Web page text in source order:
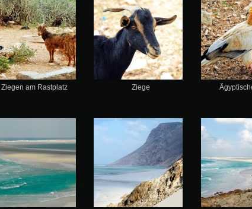
Ziegen am Rastplatz Ziege